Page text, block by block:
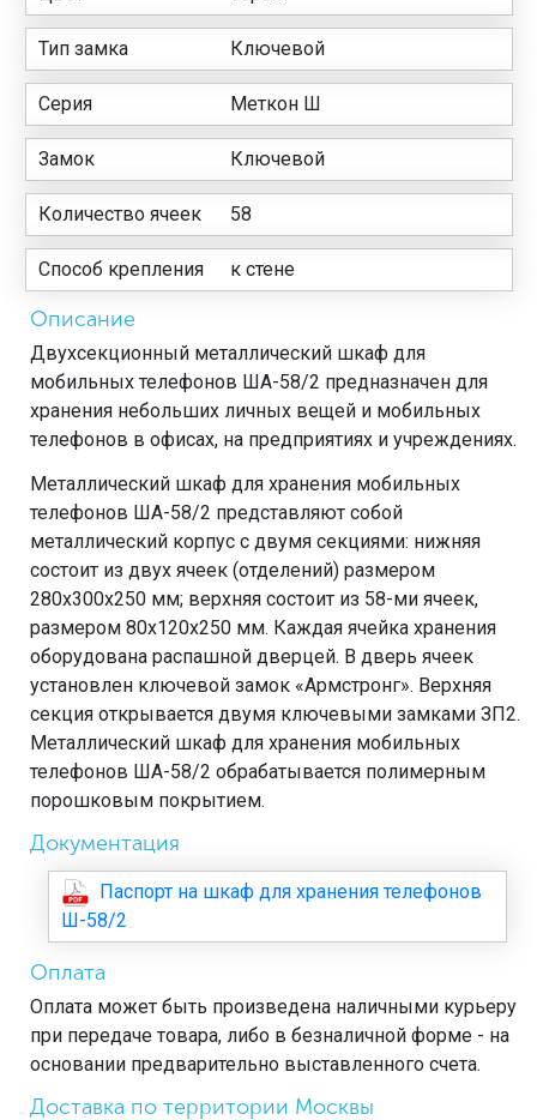
Тип замка Ключевой
Серия Меткон Ш
Замок Ключевой
Количество ячеек 58
Способ крепления к стене
Описание
Двухсекционный металлический шкаф для
мобильных телефонов ША-58/2 предназначен для
хранения небольших личных вещей и мобильных
телефонов в офисах, на предприятиях и учреждениях.
Металлический шкаф для хранения мобильных
телефонов ША-58/2 представляют собой
металлический корпус с двумя секциями: нижняя
состоит из двух ячеек (отделений) размером
280x300x250 мм; верхняя состоит из 58-ми ячеек,
размером 80x120x250 мм. Каждая ячейка хранения
оборудована распашной дверцей. В дверь ячеек
установлен ключевой замок «Армстронг». Верхняя
секция открывается двумя ключевыми замками ЗП2.
Металлический шкаф для хранения мобильных
телефонов ША-58/2 обрабатывается полимерным
порошковым покрытием.
Документация
Паспорт на шкаф для хранения телефонов
Ш-58/2
Оплата
Оплата может быть произведена наличными курьеру
при передаче товара, либо в безналичной форме - на
основании предварительно выставленного счета.
Доставка по территории Москвы